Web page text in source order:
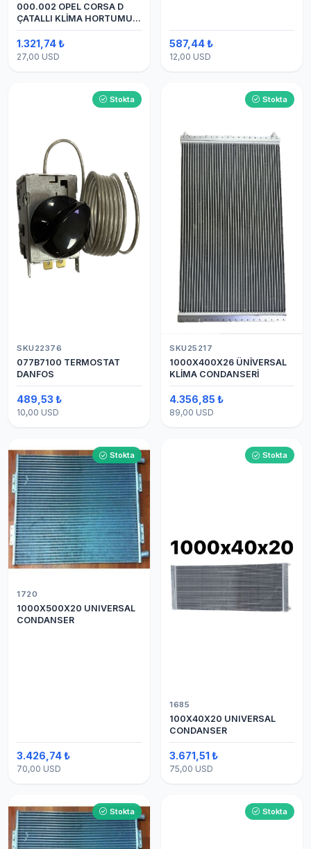
000.002 OPEL CORSA D
ÇATALLI KLİMA HORTUMU
(OEM:1320335)
1.321,74 ₺
27,00 USD
587,44 ₺
12,00 USD
Stokta
SKU22376
077B7100 TERMOSTAT
DANFOS
489,53 ₺
10,00 USD
Stokta
SKU25217
1000X400X26 ÜNİVERSAL
KLİMA CONDANSERİ
4.356,85 ₺
89,00 USD
Stokta
1720
1000X500X20 UNIVERSAL
CONDANSER
3.426,74 ₺
70,00 USD
Stokta
1685
100X40X20 UNIVERSAL
CONDANSER
3.671,51 ₺
75,00 USD
Stokta Stokta